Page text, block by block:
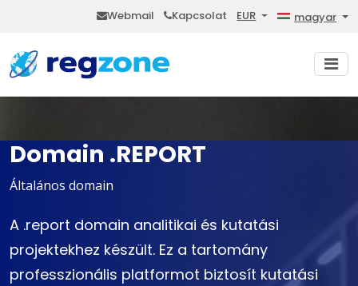
Webmail Kapcsolat EUR magyar
Domain .REPORT
Általános domain
A .report domain analitikai és kutatási
projektekhez készült. Ez a tartomány
professzionális platformot biztosít kutatási